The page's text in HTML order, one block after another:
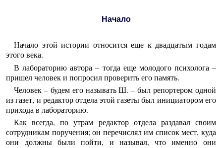
Начало
Начало этой истории относится еще к двадцатым годам
этого века.
В лабораторию автора – тогда еще молодого психолога –
пришел человек и попросил проверить его память.
Человек – будем его называть Ш. – был репортером одной
из газет, и редактор отдела этой газеты был инициатором его
прихода в лабораторию.
Как всегда, по утрам редактор отдела раздавал своим
сотрудникам поручения; он перечислял им список мест, куда
они должны были пойти, и называл, что именно они